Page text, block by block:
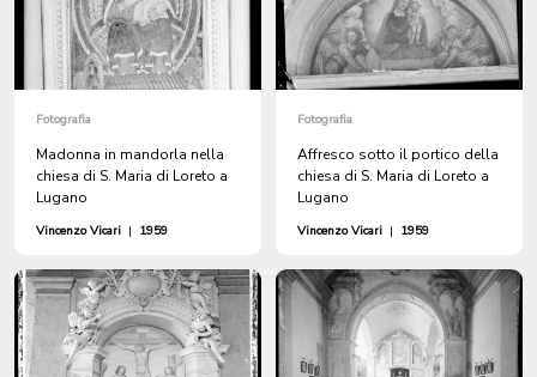
Fotografia
Madonna in mandorla nella
chiesa di S. Maria di Loreto a
Lugano
Vincenzo Vicari | 1959
Fotografia
Affresco sotto il portico della
chiesa di S. Maria di Loreto a
Lugano
Vincenzo Vicari | 1959